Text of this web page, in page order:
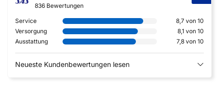
836 Bewertungen
Service
8,7 von 10
Versorgung
8,1 von 10
Ausstattung
7,8 von 10
Neueste Kundenbewertungen lesen